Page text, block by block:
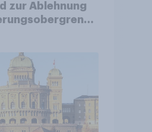
zur Ablehnung
sinken